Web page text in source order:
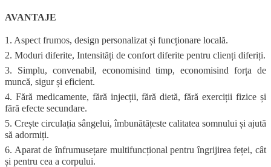
AVANTAJE
1. Aspect frumos, design personalizat și funcționare locală.
2. Moduri diferite, Intensități de confort diferite pentru clienți diferiți.
3. Simplu, convenabil, economisind timp, economisind forța de
muncă, sigur și eficient.
4. Fără medicamente, fără injecții, fără dietă, fără exerciții fizice și
fără efecte secundare.
5. Crește circulația sângelui, îmbunătățeste calitatea somnului și ajută
să adormiți.
6. Aparat de înfrumusețare multifuncțional pentru îngrijirea feței, cât
și pentru cea a corpului.